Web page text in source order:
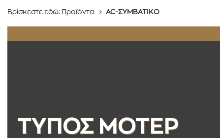
Βρίσκεστε εδώ: Προϊόντα AC-ΣΥΜΒΑΤΙΚΟ
ΤΥΠΟΣ ΜΟΤΕΡ